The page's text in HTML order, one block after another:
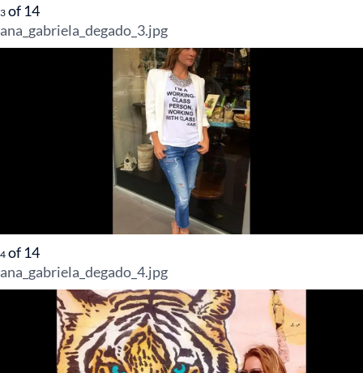
3 of 14
ana_gabriela_degado_3.jpg
4 of 14
ana_gabriela_degado_4.jpg